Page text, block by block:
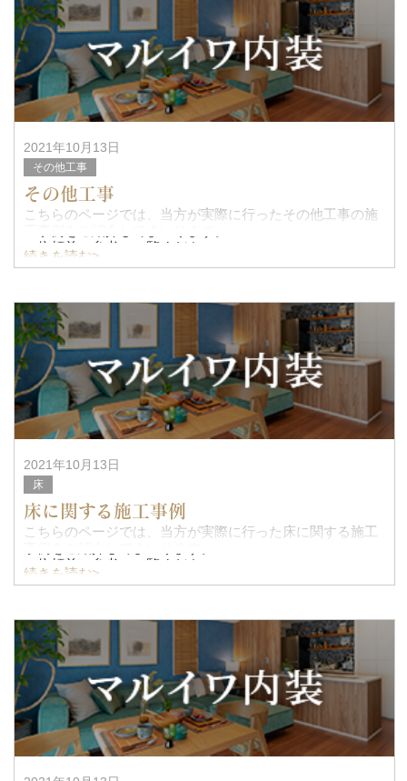
2021年10月13日
その他工事
その他工事
こちらのページでは、当方が実際に行ったその他工事の施
ご依頼前の参考にご覧ください。
続きを読む>
2021年10月13日
床
床に関する施工事例
こちらのページでは、当方が実際に行った床に関する施工
ご依頼前の参考にご覧ください。
続きを読む>